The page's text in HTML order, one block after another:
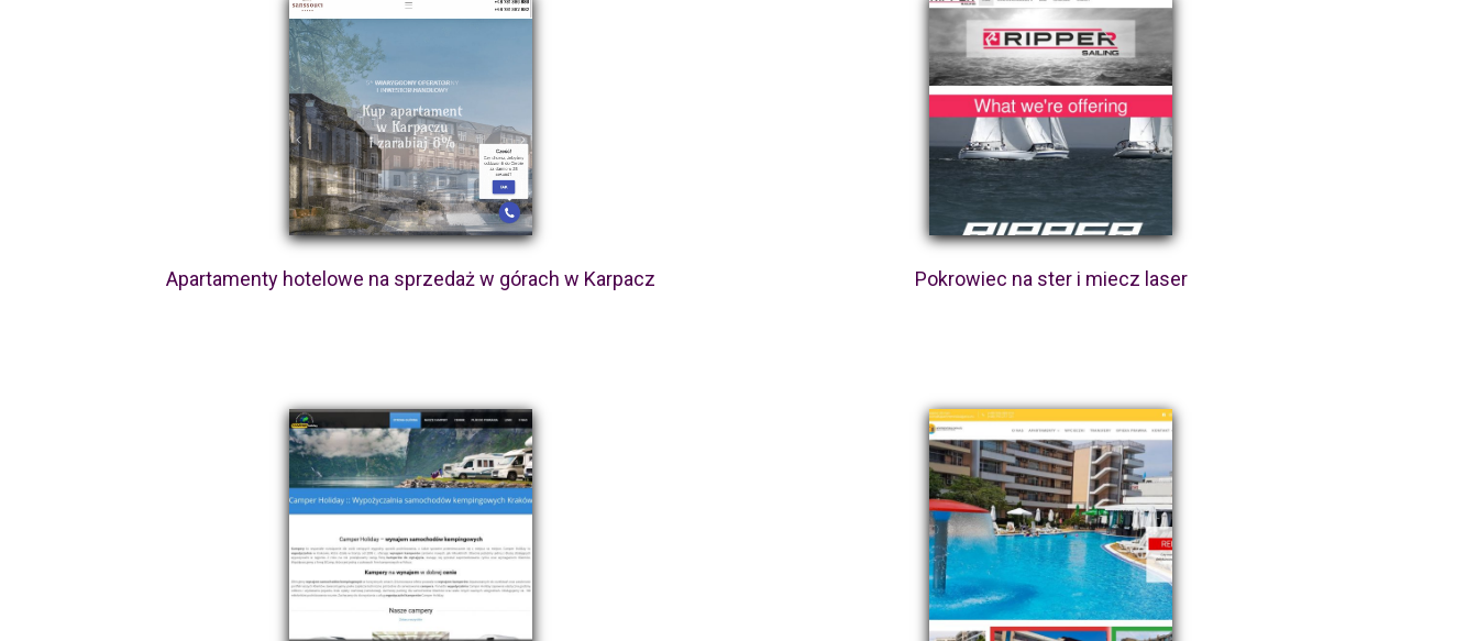
Apartamenty hotelowe na sprzedaż w górach w Karpacz Pokrowiec na ster i miecz laser